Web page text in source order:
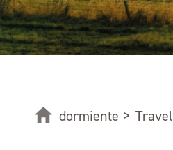
dormiente > Travel